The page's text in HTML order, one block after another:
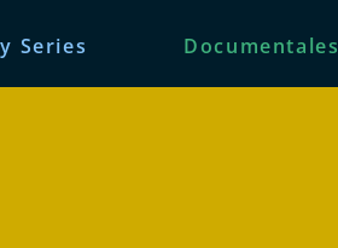
Series Documentales